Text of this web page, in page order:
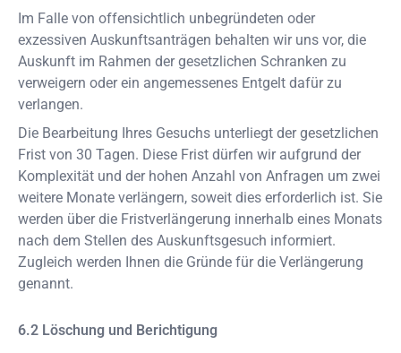
Im Falle von offensichtlich unbegründeten oder
exzessiven Auskunftsanträgen behalten wir uns vor, die
Auskunft im Rahmen der gesetzlichen Schranken zu
verweigern oder ein angemessenes Entgelt dafür zu
verlangen.
Die Bearbeitung Ihres Gesuchs unterliegt der gesetzlichen
Frist von 30 Tagen. Diese Frist dürfen wir aufgrund der
Komplexität und der hohen Anzahl von Anfragen um zwei
weitere Monate verlängern, soweit dies erforderlich ist. Sie
werden über die Fristverlängerung innerhalb eines Monats
nach dem Stellen des Auskunftsgesuch informiert.
Zugleich werden Ihnen die Gründe für die Verlängerung
genannt.
Löschung und Berichtigung